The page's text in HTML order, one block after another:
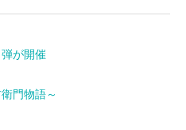
が開催
門物語～